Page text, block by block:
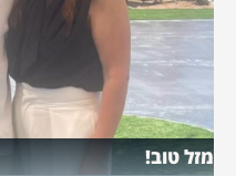
מזל טוב!